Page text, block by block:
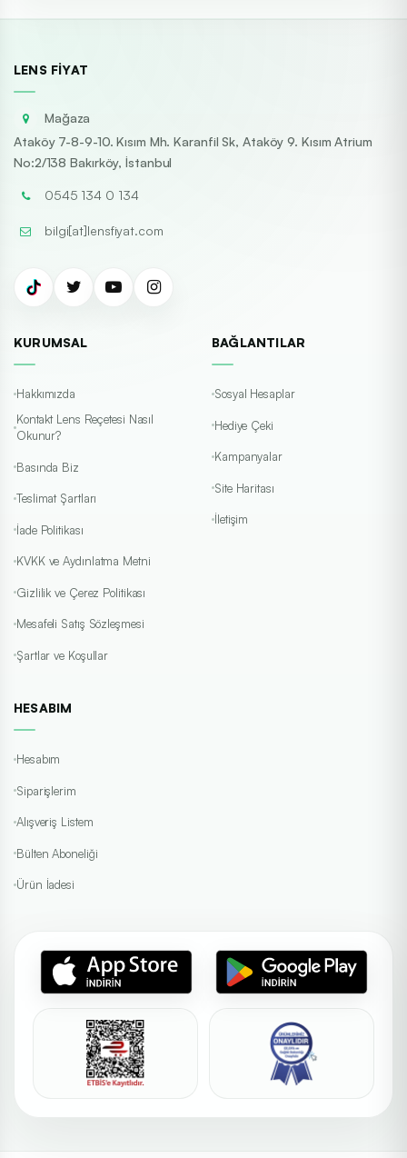
LENS FIYAT
Mağaza
Ataköy 7-8-9-10. Kısım Mh. Karanfil Sk, Ataköy 9. Kısım Atrium
No:2/138 Bakırköy, İstanbul
0545 134 0 134
bilgi[at]lensfiyat.com
KURUMSAL
Hakkımızda
Kontakt Lens Reçetesi Nasıl
Okunur?
Basında Biz
Teslimat Şartları
İade Politikası
KVKK ve Aydınlatma Metni
Gizlilik ve Çerez Politikası
Mesafeli Satış Sözleşmesi
Şartlar ve Koşullar
BAĞLANTILAR
Sosyal Hesaplar
Hediye Çeki
Kampanyalar
Site Haritası
İletişim
HESABIM
Hesabım
Siparişlerim
Alışveriş Listem
Bülten Aboneliği
Ürün İadesi